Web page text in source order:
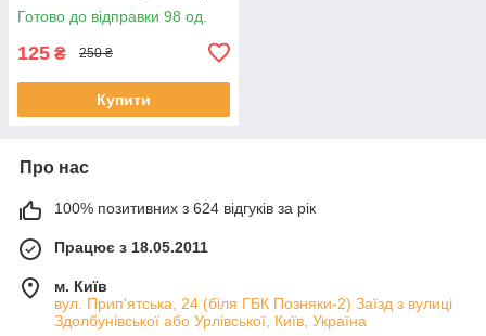
Готово до відправки 98 од.
125 ₴ 250 ₴
Купити
Про нас
100% позитивних з 624 відгуків за рік
Працює з 18.05.2011
м. Київ
вул. Прип'ятська, 24 (біля ГБК Позняки-2) Заїзд з вулиці
Здолбунівської або Урлівської, Київ, Україна